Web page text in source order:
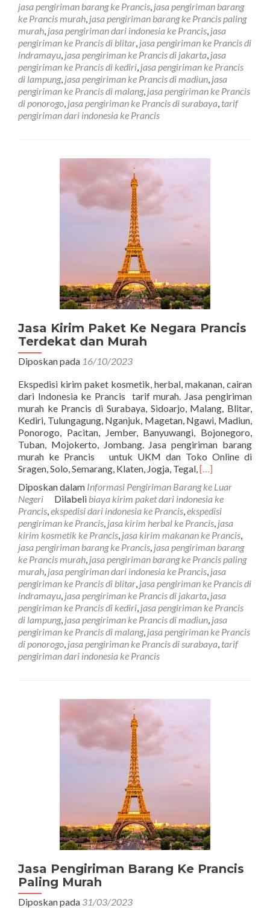
Negara
Prancis
Terdekat
Murah
jasa pengiriman barang ke Prancis, jasa pengiriman barang
ke Prancis murah, jasa pengiriman barang ke Prancis paling
murah, jasa pengiriman dari indonesia ke Prancis, jasa
pengiriman ke Prancis di blitar, jasa pengiriman ke Prancis di
indramayu, jasa pengiriman ke Prancis di jakarta, jasa
pengiriman ke Prancis di kediri, jasa pengiriman ke Prancis
di lampung, jasa pengiriman ke Prancis di madiun, jasa
pengiriman ke Prancis di malang, jasa pengiriman ke Prancis
di ponorogo, jasa pengiriman ke Prancis di surabaya, tarif
pengiriman dari indonesia ke Prancis
Jasa Kirim Paket Ke Negara Prancis
Terdekat dan Murah
Diposkan pada 16/10/2023
Ekspedisi kirim paket kosmetik, herbal, makanan, cairan
dari Indonesia ke Prancis tarif murah. Jasa pengiriman
murah ke Prancis di Surabaya, Sidoarjo, Malang, Blitar,
Kediri, Tulungagung, Nganjuk, Magetan, Ngawi, Madiun,
Ponorogo, Pacitan, Jember, Banyuwangi, Bojonegoro,
Tuban, Mojokerto, Jombang. Jasa pengiriman barang
murah ke Prancis untuk UKM dan Toko Online di
Sragen, Solo, Semarang, Klaten, Jogja, Tegal,Read
about
Jasa
Kirim
Paket
Ke
Negara
Prancis
Terdekat
dan
Murah
[…]
Diposkan dalam Informasi Pengiriman Barang ke Luar
Negeri
Dilabeli biaya kirim paket dari indonesia ke
Prancis,ekspedisi dari indonesia ke Prancis,ekspedisi
pengiriman ke Prancis, jasa kirim herbal ke Prancis, jasa
kirim kosmetik ke Prancis, jasa kirim makanan ke Prancis,
jasa pengiriman barang ke Prancis, jasa pengiriman barang
ke Prancis murah, jasa pengiriman barang ke Prancis paling
murah, jasa pengiriman dari indonesia ke Prancis, jasa
pengiriman ke Prancis di blitar, jasa pengiriman ke Prancis di
indramayu, jasa pengiriman ke Prancis di jakarta, jasa
pengiriman ke Prancis di kediri, jasa pengiriman ke Prancis
di lampung, jasa pengiriman ke Prancis di madiun, jasa
pengiriman ke Prancis di malang, jasa pengiriman ke Prancis
di ponorogo, jasa pengiriman ke Prancis di surabaya, tarif
pengiriman dari indonesia ke Prancis
Jasa Pengiriman Barang Ke Prancis
Paling Murah
Diposkan pada 31/03/2023